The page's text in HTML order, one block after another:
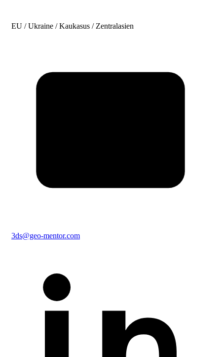
EU / Ukraine / Kaukasus / Zentralasien
3ds@geo-mentor.com